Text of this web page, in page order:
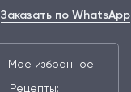
Заказать по WhatsApp
Мое избранное:
Рецепты: